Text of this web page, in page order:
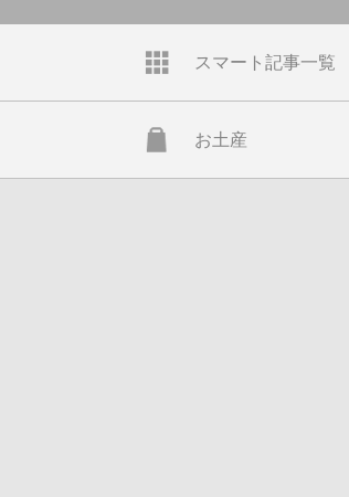
スマート記事一覧
お土産